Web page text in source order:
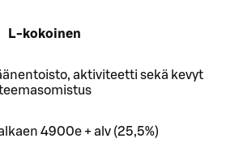
L-kokoinen
aktiviteetti sekä kevyt
4900e + alv (25,5%)